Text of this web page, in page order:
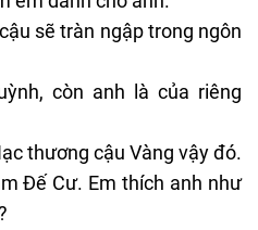
sẽ tràn ngập trong ngôn
còn anh là của riêng
thương cậu Vàng vậy đó.
Đế Cư. Em thích anh như